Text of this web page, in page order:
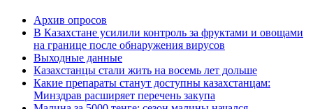
Архив опросов
В Казахстане усилили контроль за фруктами и овощами
на границе после обнаружения вирусов
Выходные данные
Казахстанцы стали жить на восемь лет дольше
Какие препараты станут доступны казахстанцам:
Минздрав расширяет перечень закупа